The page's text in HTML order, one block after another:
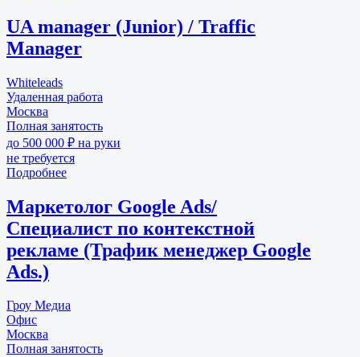
UA manager (Junior) / Traffic
Manager
Whiteleads
Удаленная работа
Москва
Полная занятость
до 500 000 ₽ на руки
не требуется
Подробнее
Маркетолог Google Ads/
Специалист по контекстной
рекламе (Трафик менеджер Google
Ads.)
Гроу Медиа
Офис
Москва
Полная занятость